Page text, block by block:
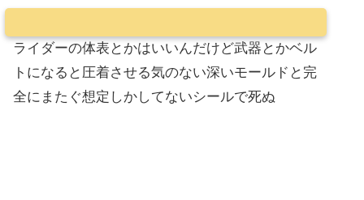
ライダーの体表とかはいいんだけど武器とかベル
トになると圧着させる気のない深いモールドと完
全にまたぐ想定しかしてないシールで死ぬ